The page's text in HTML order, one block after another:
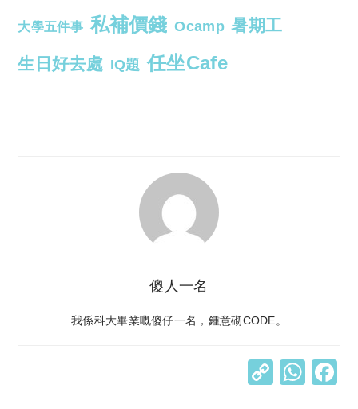
大學五件事 私補價錢 Ocamp 暑期工
生日好去處 IQ題 任坐Cafe
傻人一名
我係科大畢業嘅傻仔一名，鍾意砌CODE。
C W